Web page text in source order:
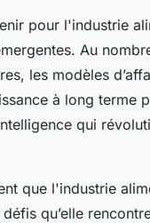
pour l'industrie
Au
les modèles
à long terme
qui
que l'industrie
qu’elle